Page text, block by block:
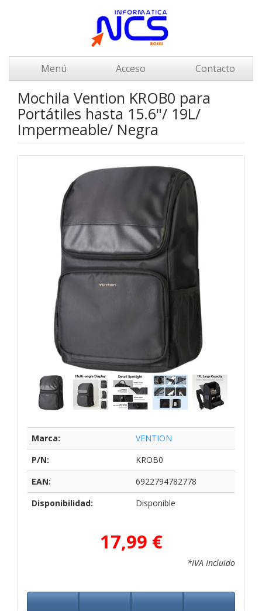
Menú Acceso Contacto
Mochila Vention KROB0 para
Portátiles hasta 15.6"/ 19L/
Impermeable/ Negra
Marca:
VENTION
P/N:
KROB0
EAN:
6922794782778
Disponibilidad:
Disponible
17,99 €
*IVA Incluido